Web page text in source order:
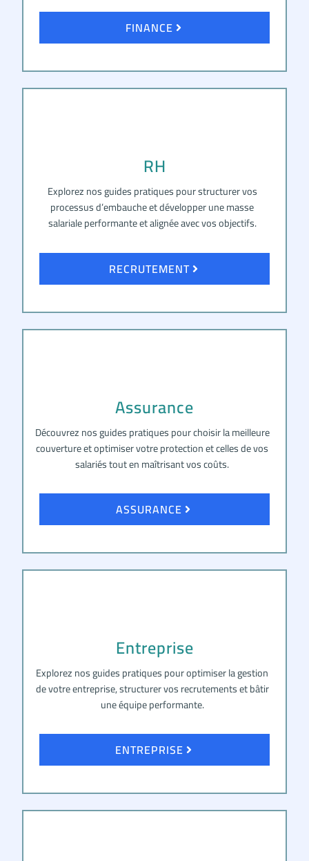
FINANCE
RH
Explorez nos guides pratiques pour structurer vos
processus d’embauche et développer une masse
salariale performante et alignée avec vos objectifs.
RECRUTEMENT
Assurance
Découvrez nos guides pratiques pour choisir la meilleure
couverture et optimiser votre protection et celles de vos
salariés tout en maîtrisant vos coûts.
ASSURANCE
Entreprise
Explorez nos guides pratiques pour optimiser la gestion
de votre entreprise, structurer vos recrutements et bâtir
une équipe performante.
ENTREPRISE